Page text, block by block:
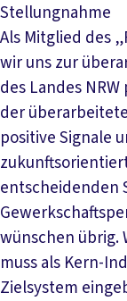
Stellungnahme
Als Mitglied des
wir uns zur
des Landes
der
positive Signale
entscheidenden
wünschen übrig.
muss als Kern-
Zielsystem